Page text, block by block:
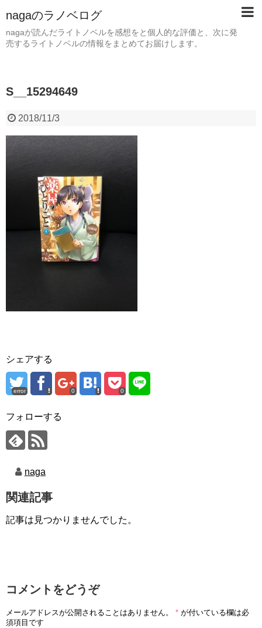
nagaのラノベログ
nagaが読んだライトノベルを感想をと個人的な評価と、次に発
売するライトノベルの情報をまとめてお届けします。
S__15294649
2018/11/3
シェアする
error 0 0
フォローする
naga
関連記事
記事は見つかりませんでした。
コメントをどうぞ
メールアドレスが公開されることはありません。 * が付いている欄は必
須項目です